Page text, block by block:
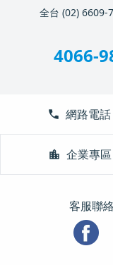
全台 (02) 6609-
4066-
call 網路電話
location_city 企業專區
客服聯